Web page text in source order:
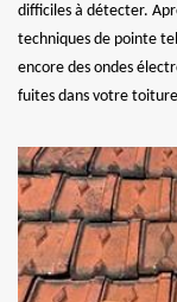
difficiles à détecter.
techniques de pointe
encore des ondes
fuites dans votre